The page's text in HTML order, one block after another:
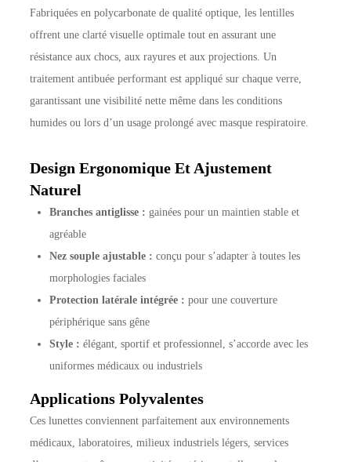
Fabriquées en polycarbonate de qualité optique, les lentilles
offrent une clarté visuelle optimale tout en assurant une
résistance aux chocs, aux rayures et aux projections. Un
traitement antibuée performant est appliqué sur chaque verre,
garantissant une visibilité nette même dans les conditions
humides ou lors d’un usage prolongé avec masque respiratoire.
Design Ergonomique Et Ajustement
Naturel
Branches antiglisse : gainées pour un maintien stable et
agréable
Nez souple ajustable : conçu pour s’adapter à toutes les
morphologies faciales
Protection latérale intégrée : pour une couverture
périphérique sans gêne
Style : élégant, sportif et professionnel, s’accorde avec les
uniformes médicaux ou industriels
Applications Polyvalentes
Ces lunettes conviennent parfaitement aux environnements
médicaux, laboratoires, milieux industriels légers, services